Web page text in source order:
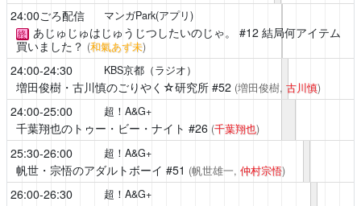
24:00ごろ配信 マンガPark(アプリ)
終 あじゅじゅはじゅうじつしたいのじゃ。
#12 結局何アイテム
買いました？ (和氣あず未)
24:00-24:30 KBS京都（ラジオ）
増田俊樹・古川慎のごりやく☆研究所#52 (増田俊樹, 古川慎)
24:00-25:00 超！A&G+
千葉翔也のトゥー・ビー・ナイト #26 (千葉翔也)
25:30-26:00 超！A&G+
帆世・宗悟のアダルトボーイ #51 (帆世雄一, 仲村宗悟)
26:00-26:30 超！A&G+